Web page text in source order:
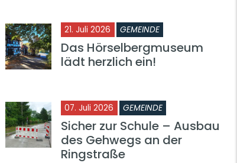
21. Juli 2026 GEMEINDE
Das Hörselbergmuseum
lädt herzlich ein!
07. Juli 2026 GEMEINDE
Sicher zur Schule – Ausbau
des Gehwegs an der
Ringstraße